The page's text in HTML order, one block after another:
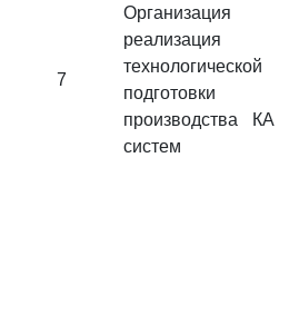
7
Организация
реализация
технологической
подготовки
производства КА
систем